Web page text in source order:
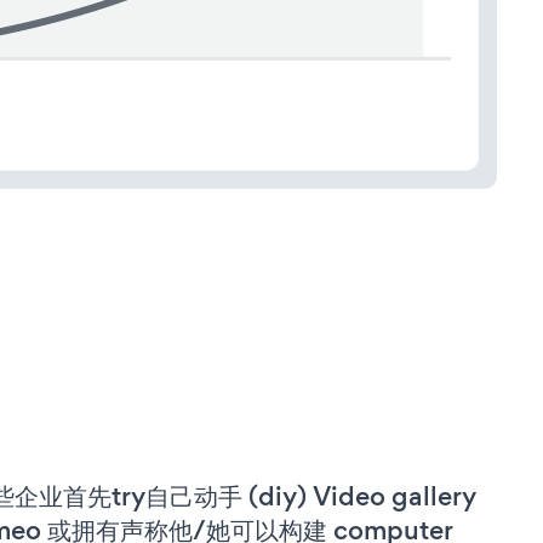
企业首先try自己动手 (diy) Video gallery
或拥有声称他/她可以构建 computer